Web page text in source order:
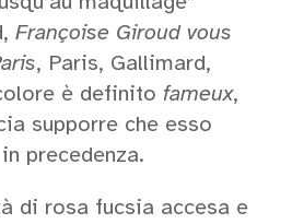
Françoise Giroud vous
, Paris, Gallimard,
è definito fameux,
supporre che esso
precedenza.
di rosa fucsia accesa e